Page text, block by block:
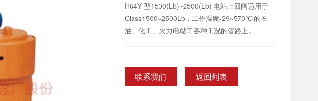
企业荣誉
H64Y 型1500(Lb)~2500(Lb) 电站止回阀适用于
Class1500~2500Lb，工作温度-29~570℃的石
油、化工、火力电站等各种工况的管路上。
联系我们 返回列表